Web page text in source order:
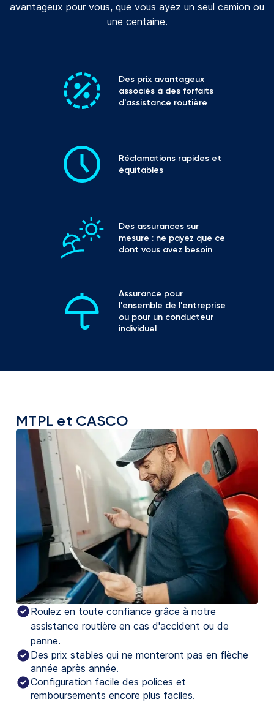
avantageux pour vous, que vous ayez un seul camion ou
une centaine.
Des prix avantageux
associés à des forfaits
d'assistance routière
Réclamations rapides et
équitables
Des assurances sur
mesure : ne payez que ce
dont vous avez besoin
Assurance pour
l'ensemble de l'entreprise
ou pour un conducteur
individuel
MTPL et CASCO
Roulez en toute confiance grâce à notre
assistance routière en cas d'accident ou de
panne.
Des prix stables qui ne monteront pas en flèche
année après année.
Configuration facile des polices et
remboursements encore plus faciles.